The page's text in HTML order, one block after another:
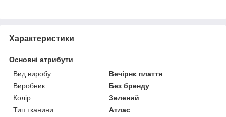
Характеристики
Основні атрибути
Вид виробу
Вечірнє плаття
Виробник
Без бренду
Колір
Зелений
Тип тканини
Атлас